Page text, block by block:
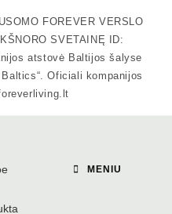
FOREVER VERSLO
SVETAINĘ ID:
atstovė Baltijos šalyse
Oficiali kompanijos
MENIU